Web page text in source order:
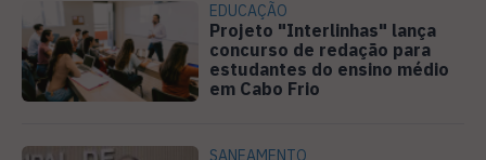
EDUCAÇÃO
Projeto "Interlinhas" lança
concurso de redação para
estudantes do ensino médio
em Cabo Frio